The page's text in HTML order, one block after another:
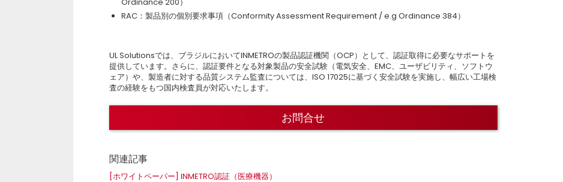
RAC：製品別の個別要求事項（Conformity Assessment Requirement / e.g Ordinance 384）
UL Solutionsでは、ブラジルにおいてINMETROの製品認証機関（OCP）として、認証取得に必要なサポートを
提供しています。さらに、認証要件となる対象製品の安全試験（電気安全、EMC、ユーザビリティ、ソフトウ
ェア）や、製造者に対する品質システム監査については、ISO 17025に基づく安全試験を実施し、幅広い工場検
査の経験をもつ国内検査員が対応いたします。
お問合せ
関連記事
[ホワイトペーパー] INMETRO認証（医療機器）